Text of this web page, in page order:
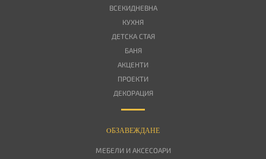
ВСЕКИДНЕВНА
КУХНЯ
ДЕТСКА СТАЯ
БАНЯ
АКЦЕНТИ
ПРОЕКТИ
ДЕКОРАЦИЯ
OБЗАВЕЖДАНЕ
МЕБЕЛИ И АКСЕСОАРИ